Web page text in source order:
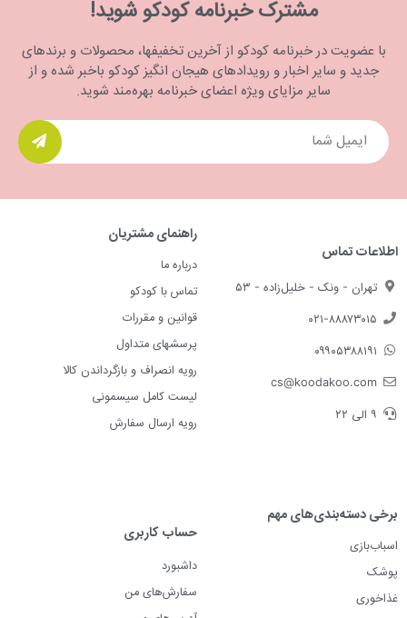
مشترک خبرنامه کودکو شوید!
با عضویت در خبرنامه کودکو از آخرین تخفیفها، محصولات و برندهای
جدید و سایر اخبار و رویدادهای هیجان انگیز کودکو باخبر شده و از
سایر مزایای ویژه اعضای خبرنامه بهره‌مند شوید.
اطلاعات تماس
تهران - ونک - خلیل‌زاده - ۵۳
۰۲۱-۸۸۸۷۳۰۱۵
۰۹۹۰۵۳۸۸۱۹۱
cs@koodakoo.com
۹ الی ۲۲
راهنمای مشتریان
درباره ما
تماس با کودکو
قوانین و مقررات
پرسشهای متداول
رویه انصراف و بازگرداندن کالا
لیست کامل سیسمونی
رویه ارسال سفارش
برخی دسته‌بندی‌های مهم
اسباب‌بازی
پوشک
غذاخوری
حساب کاربری
داشبورد
سفارش‌های من